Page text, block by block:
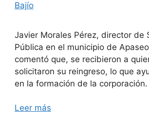
Bajío
Javier Morales Pérez, director de
Pública en el municipio de
comentó que, se recibieron a
solicitaron su reingreso, lo que
en la formación de la corporación.
Leer más